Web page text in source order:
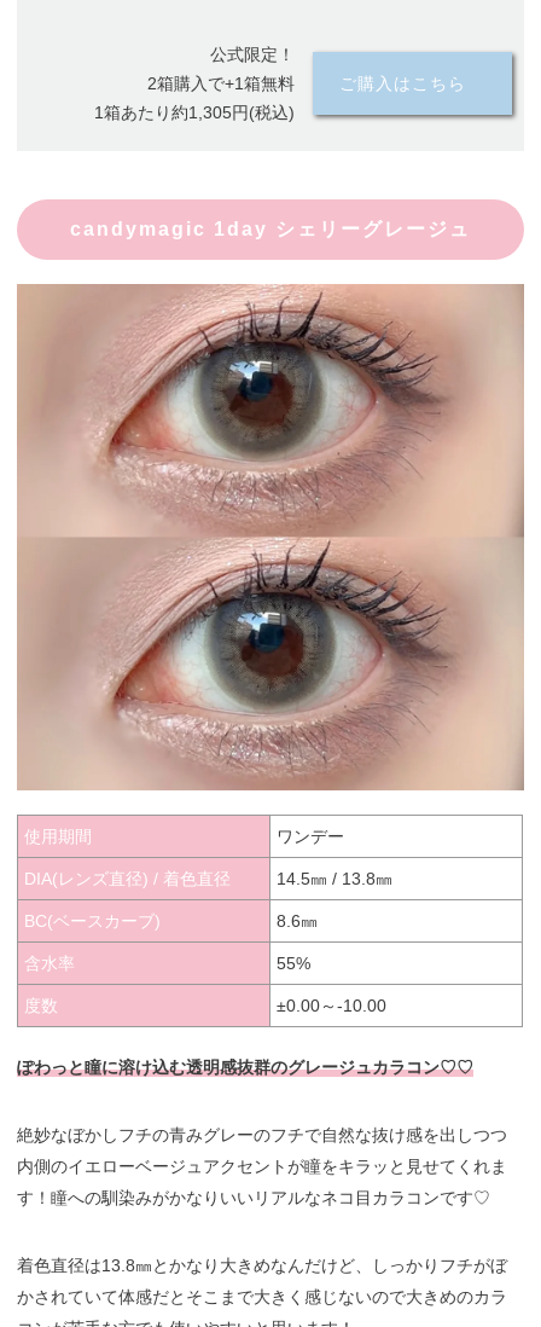
公式限定！
2箱購入で+1箱無料
1箱あたり約1,305円(税込)
ご購入はこちら
candymagic 1day シェリーグレージュ
使用期間 ワンデー
DIA(レンズ直径) / 着色直径 14.5㎜ / 13.8㎜
BC(ベースカーブ) 8.6㎜
含水率 55%
度数 ±0.00～-10.00
ぽわっと瞳に溶け込む透明感抜群のグレージュカラコン♡♡
絶妙なぼかしフチの青みグレーのフチで自然な抜け感を出しつつ
内側のイエローベージュアクセントが瞳をキラッと見せてくれま
す！瞳への馴染みがかなりいいリアルなネコ目カラコンです♡
着色直径は13.8㎜とかなり大きめなんだけど、しっかりフチがぼ
かされていて体感だとそこまで大きく感じないので大きめのカラ